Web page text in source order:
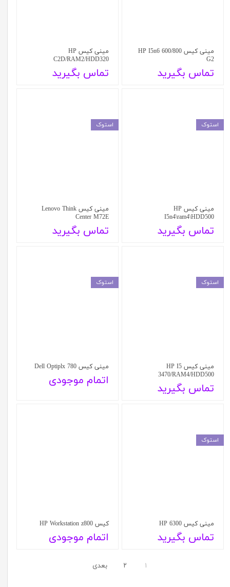
مینی کیس HP I5n6 600/800
G2
تماس بگیرید
مینی کیس HP
C2D/RAM2/HDD320
تماس بگیرید
مینی کیس HP
I5n4\ram4\HDD500
تماس بگیرید
استوک
مینی کیس Lenovo Think
Center M72E
تماس بگیرید
استوک
مینی کیس HP I5
3470/RAM4/HDD500
تماس بگیرید
استوک
مینی کیس Dell Optiplx 780
اتمام موجودی
استوک
مینی کیس HP 6300
تماس بگیرید
استوک
کیس HP Workstation z800
اتمام موجودی
۱ ۲ بعدی